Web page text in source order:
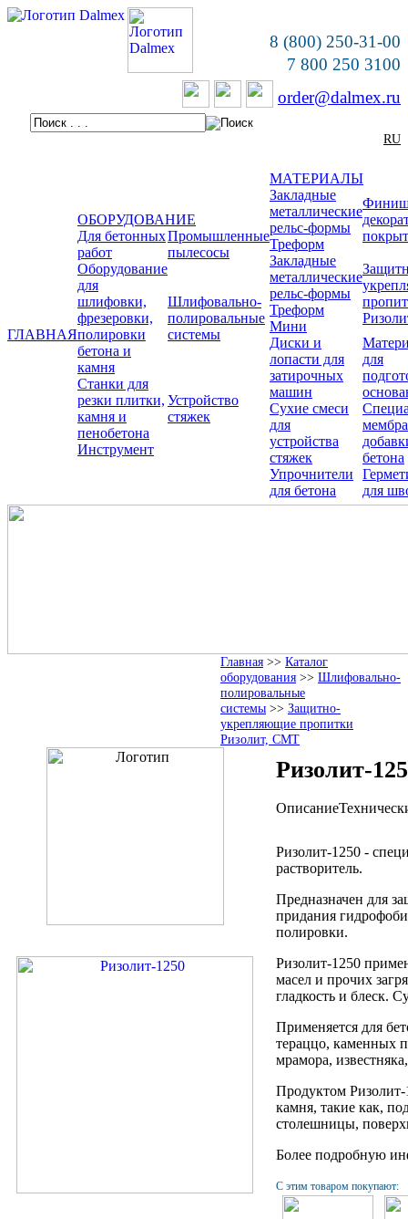
8 (800) 250-31-00
7 800 250 3100
order@dalmex.ru
RU
ГЛАВНАЯ
ОБОРУДОВАНИЕ
Для бетонных
работ
Промышленные
пылесосы
Оборудование
для
шлифовки,
фрезеровки,
полировки
бетона и
камня
Шлифовально-
полировальные
системы
Станки для
резки плитки,
камня и
пенобетона
Устройство
стяжек
Инструмент
МАТЕРИАЛЫ
Закладные
металлические
рельс-формы
Треформ
Закладные
металлические
рельс-формы
Треформ
Мини
Диски и
лопасти для
затирочных
машин
для
Сухие смеси
для
устройства
стяжек
бетона
Упрочнители
для бетона
для
Главная >> Каталог
оборудования >> Шлифовально-
полировальные
системы >> Защитно-
укрепляющие пропитки
Ризолит, СМТ
Ризолит-
Описание
Ризолит-1250 -
растворитель.
Предназначен для
придания
полировки.
Ризолит-1250
масел и прочих
гладкость и блеск.
Применяется для
тераццо, каменных
мрамора,
Продуктом Ризолит-
камня, такие как,
столешницы,
Более подробную
С этим товаром покупают: